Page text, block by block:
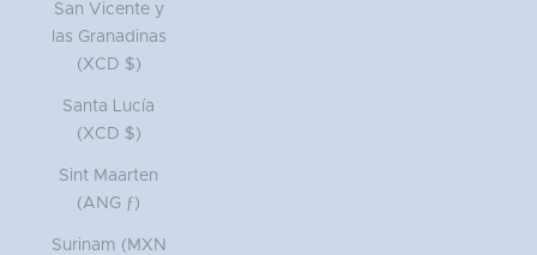
San Vicente y
las Granadinas
(XCD $)
Santa Lucía
(XCD $)
Sint Maarten
(ANG ƒ)
Surinam (MXN